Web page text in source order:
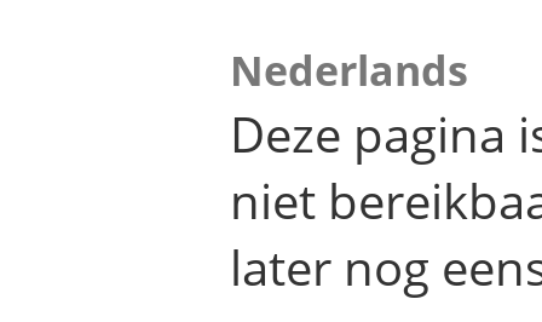
Nederlands
Deze pagina
niet
later nog